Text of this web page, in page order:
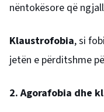
nëntokësore që
Klaustrofobia, si
jetën e përditshme
2. Agorafobia dhe